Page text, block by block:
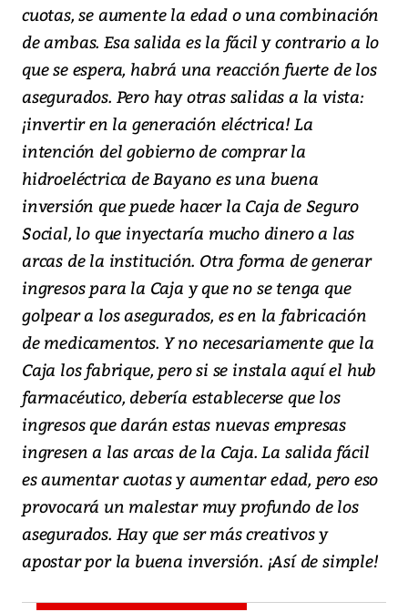
cuotas, se aumente la edad o una combinación
de ambas. Esa salida es la fácil y contrario a lo
que se espera, habrá una reacción fuerte de los
asegurados. Pero hay otras salidas a la vista:
¡invertir en la generación eléctrica! La
intención del gobierno de comprar la
hidroeléctrica de Bayano es una buena
inversión que puede hacer la Caja de Seguro
Social, lo que inyectaría mucho dinero a las
arcas de la institución. Otra forma de generar
ingresos para la Caja y que no se tenga que
golpear a los asegurados, es en la fabricación
de medicamentos. Y no necesariamente que la
Caja los fabrique, pero si se instala aquí el hub
farmacéutico, debería establecerse que los
ingresos que darán estas nuevas empresas
ingresen a las arcas de la Caja. La salida fácil
es aumentar cuotas y aumentar edad, pero eso
provocará un malestar muy profundo de los
asegurados. Hay que ser más creativos y
apostar por la buena inversión. ¡Así de simple!